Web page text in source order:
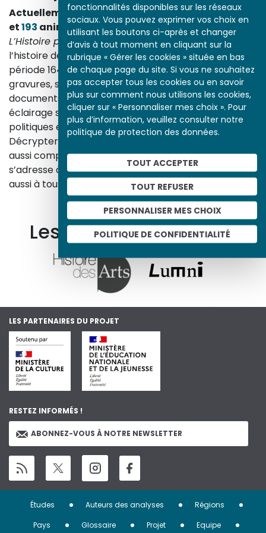
fonctionnalités disponibles sur les réseaux
sociaux. Vous pouvez exprimer vos choix en
utilisant les boutons ci-après et changer
d’avis à tout moment en cliquant sur la
rubrique « Gérer les cookies » située en bas
de chaque page du site. Si vous ne souhaitez
pas accepter tous les cookies ou en savoir
plus sur comment nous utilisons les cookies,
cliquer sur « Personnaliser mes choix ». Pour
plus d’information, veuillez consulter notre
politique de protection des données.
TOUT ACCEPTER
TOUT REFUSER
PERSONNALISER MES CHOIX
POLITIQUE DE CONFIDENTIALITÉ
Actuellement en ligne3153œuvres,1748études
et193 animations.
L’Histoire par l’imageexplore les événements de
l’histoire de France et les évolutions majeures de la
période 1643-1945. À travers des peintures, dessins,
gravures, sculptures, photographies, affiches,
documents d’archives, nos études proposent un
éclairage sur les réalités sociales, économiques,
politiques et culturelles d’une époque.
Décrypter les images et les événements d’hier, c’est
aussi comprendre ceux d’aujourd’hui. Un site qui
s’adresse à tous, famille, enseignants, élèves… mais
aussi à tous les curieux, amateurs d’art et d’histoire.
En savoir plus sur le projet
Les autres ressources
LES PARTENAIRES DU PROJET
RESTEZ INFORMÉS !
ABONNEZ-VOUS À NOTRE NEWSLETTER
Menu
Études Auteurs des analyses
Régions
Pays
Glossaire Projet Equipe